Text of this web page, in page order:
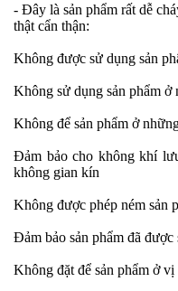
- Đây là sản phẩm rất dễ
thật cẩn thận:
Không được sử dụng sản
Không sử dụng sản phẩm ở
Không để sản phẩm ở
Đảm bảo cho không khí
không gian kín
Không được phép ném sản
Đảm bảo sản phẩm đã
Không đặt để sản phẩm ở